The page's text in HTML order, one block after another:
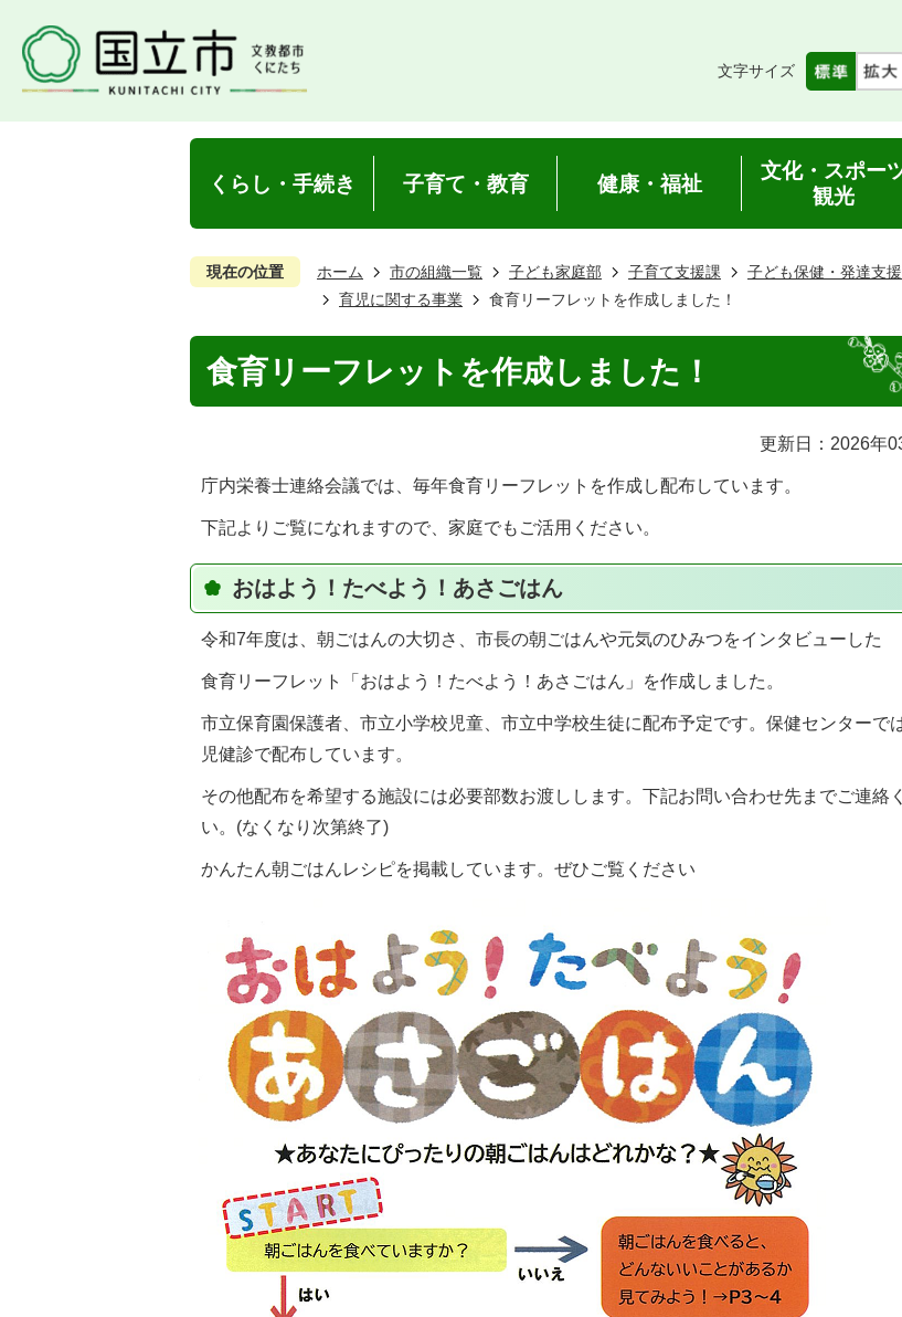
文字サイズ
くらし・手続き 子育て・教育 健康・福祉
文化・スポー
観光
現在の位置 ホーム 市の組織一覧 子ども家庭部 子育て支援課 子ども保健・発達支
育児に関する事業
食育リーフレットを作成しました！
食育リーフレットを作成しました！
更新日：2026年
庁内栄養士連絡会議では、毎年食育リーフレットを作成し配布しています。
下記よりご覧になれますので、家庭でもご活用ください。
おはよう！たべよう！あさごはん
令和7年度は、朝ごはんの大切さ、市長の朝ごはんや元気のひみつをインタビューした
食育リーフレット「おはよう！たべよう！あさごはん」を作成しました。
市立保育園保護者、市立小学校児童、市立中学校生徒に配布予定です。保健センターで
児健診で配布しています。
その他配布を希望する施設には必要部数お渡しします。下記お問い合わせ先までご連絡
い。(なくなり次第終了)
かんたん朝ごはんレシピを掲載しています。ぜひご覧ください